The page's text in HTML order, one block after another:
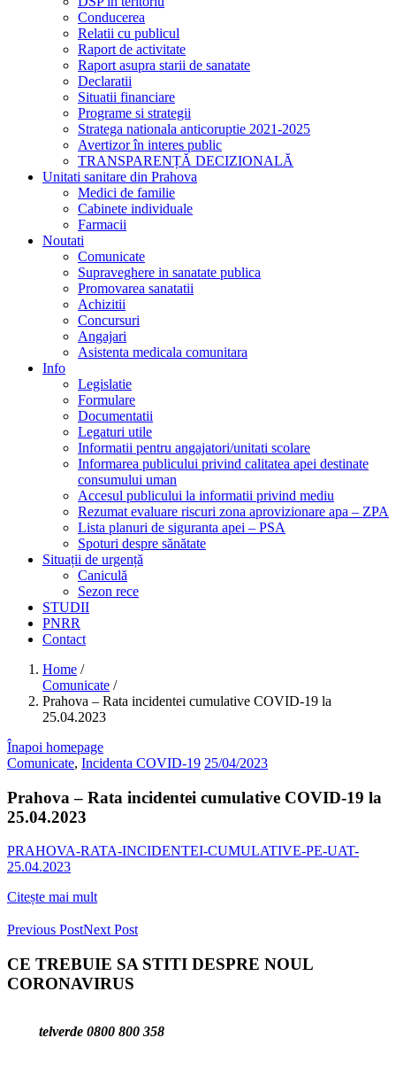
Conducerea
Relatii cu publicul
Raport de activitate
Raport asupra starii de sanatate
Declaratii
Situatii financiare
Programe si strategii
Stratega nationala anticoruptie 2021-2025
Avertizor în interes public
TRANSPARENȚĂ DECIZIONALĂ
Unitati sanitare din Prahova
Medici de familie
Cabinete individuale
Farmacii
Noutati
Comunicate
Supraveghere in sanatate publica
Promovarea sanatatii
Achizitii
Concursuri
Angajari
Asistenta medicala comunitara
Info
Legislatie
Formulare
Documentatii
Legaturi utile
Informatii pentru angajatori/unitati scolare
Informarea publicului privind calitatea apei destinate
consumului uman
Accesul publicului la informatii privind mediu
Rezumat evaluare riscuri zona aprovizionare apa – ZPA
Lista planuri de siguranta apei – PSA
Spoturi despre sănătate
Situații de urgență
Caniculă
Sezon rece
STUDII
PNRR
Contact
Home /
Comunicate /
Prahova – Rata incidentei cumulative COVID-19 la
25.04.2023
Înapoi homepage
Comunicate, Incidenta COVID-19 25/04/2023
Prahova – Rata incidentei cumulative COVID-19 la
25.04.2023
PRAHOVA-RATA-INCIDENTEI-CUMULATIVE-PE-UAT-
25.04.2023
Citește mai mult
Previous PostNext Post
CE TREBUIE SA STITI DESPRE NOUL
CORONAVIRUS
telverde 0800 800 358